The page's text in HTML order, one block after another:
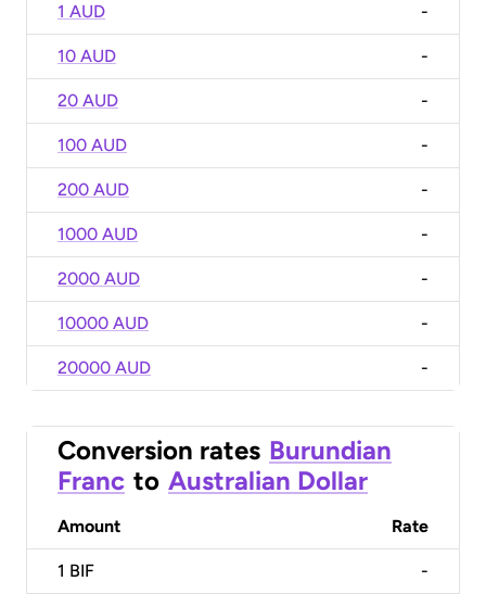
1 AUD -
10 AUD -
20 AUD -
100 AUD -
200 AUD -
1000 AUD -
2000 AUD -
10000 AUD -
20000 AUD -
Conversion rates Burundian
Franc to Australian Dollar
Amount Rate
1 BIF -